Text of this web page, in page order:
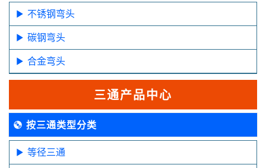
不锈钢弯头
碳钢弯头
合金弯头
三通产品中心
按三通类型分类
等径三通